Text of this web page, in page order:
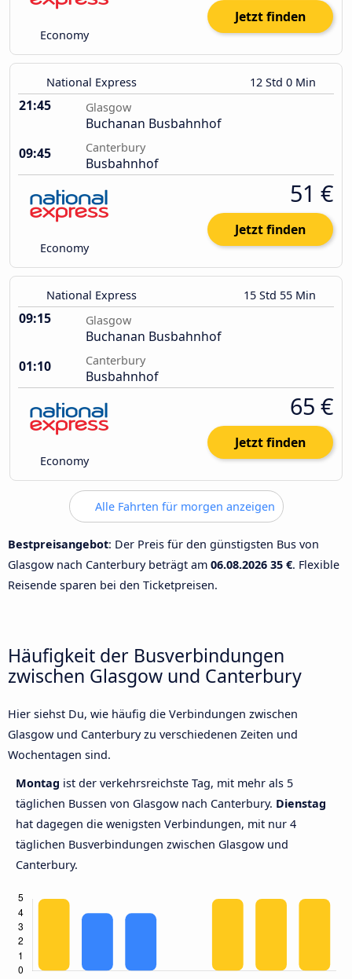
Economy
Jetzt finden
National Express 12 Std 0 Min
21:45 Glasgow
Buchanan Busbahnhof
09:45
Canterbury
Busbahnhof
Economy
51 €
Jetzt finden
National Express 15 Std 55 Min
09:15 Glasgow
Buchanan Busbahnhof
01:10
Canterbury
Busbahnhof
Economy
65 €
Jetzt finden
Alle Fahrten für morgen anzeigen
Bestpreisangebot: Der Preis für den günstigsten Bus von
Glasgow nach Canterbury beträgt am 06.08.2026 35 €. Flexible
Reisende sparen bei den Ticketpreisen.
Häufigkeit der Busverbindungen
zwischen Glasgow und Canterbury
Hier siehst Du, wie häufig die Verbindungen zwischen
Glasgow und Canterbury zu verschiedenen Zeiten und
Wochentagen sind.
Montag ist der verkehrsreichste Tag, mit mehr als 5
täglichen Bussen von Glasgow nach Canterbury. Dienstag
hat dagegen die wenigsten Verbindungen, mit nur 4
täglichen Busverbindungen zwischen Glasgow und
Canterbury.